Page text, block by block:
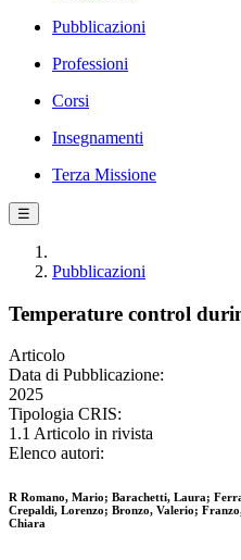
Pubblicazioni
Professioni
Corsi
Insegnamenti
Terza Missione
☰
Pubblicazioni
Temperature control
Articolo
Data di Pubblicazione:
2025
Tipologia CRIS:
1.1 Articolo in rivista
Elenco autori:
R Romano, Mario; Barachetti, Laura;
Crepaldi, Lorenzo; Bronzo, Valerio;
Chiara